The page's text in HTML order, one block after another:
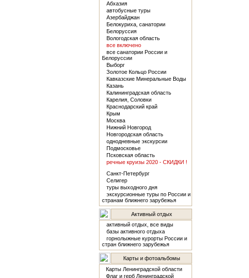
Абхазия
автобусные туры
Азербайджан
Белокуриха, санатории
Белоруссия
Вологодская область
все включено
все санатории России и
Белоруссии
Выборг
Золотое Кольцо России
Кавказские Минеральные Воды
Казань
Калининградская область
Карелия, Соловки
Краснодарский край
Крым
Москва
Нижний Новгород
Новгородская область
однодневные экскурсии
Подмосковье
Псковская область
речные круизы 2020 - СКИДКИ !
Санкт-Петербург
Селигер
туры выходного дня
экскурсионные туры по России и
странам ближнего зарубежья
Активный отдых
активный отдых, все виды
базы активного отдыха
горнолыжные курорты России и
стран ближнего зарубежья
Карты и фотоальбомы
Карты Ленинградской области
Флаг и герб Ленинградской